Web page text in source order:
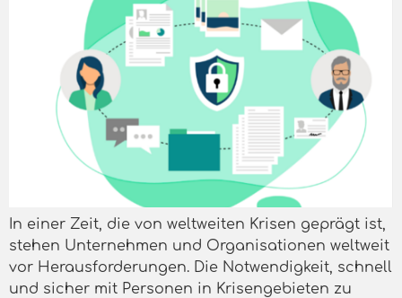
In einer Zeit, die von weltweiten Krisen geprägt ist,
stehen Unternehmen und Organisationen weltweit
vor Herausforderungen. Die Notwendigkeit, schnell
und sicher mit Personen in Krisengebieten zu